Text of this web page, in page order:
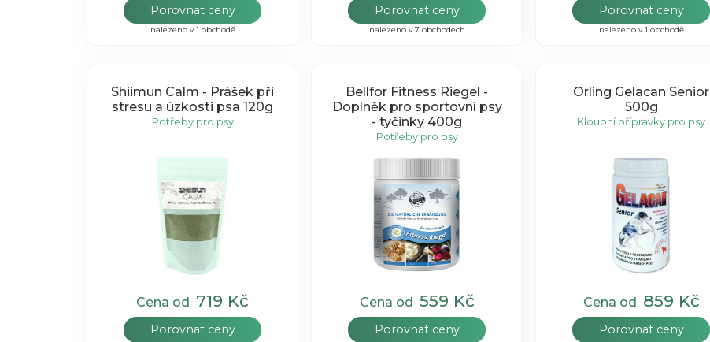
Porovnat ceny
nalezeno v 1 obchodě
Porovnat ceny
nalezeno v 7 obchodech
Porovnat ceny
nalezeno v 1 obchodě
Shiimun Calm - Prášek při
stresu a úzkosti psa 120g
Potřeby pro psy
Cena od 719 Kč
Porovnat ceny
Bellfor Fitness Riegel -
Doplněk pro sportovní psy
- tyčinky 400g
Potřeby pro psy
Cena od 559 Kč
Porovnat ceny
Orling Gelacan Senior
500g
Kloubní přípravky pro psy
Cena od 859 Kč
Porovnat ceny